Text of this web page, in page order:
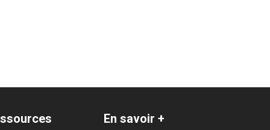
En savoir +